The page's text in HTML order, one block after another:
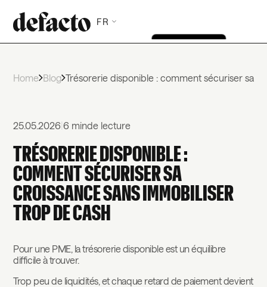
FR
Home Blog Trésorerie disponible : comment sécuriser sa
25.05.2026 |6 minde lecture
TRÉSORERIE DISPONIBLE :
COMMENT SÉCURISER SA
CROISSANCE SANS IMMOBILISER
TROP DE CASH
Pour une PME, la trésorerie disponible est un équilibre
difficile à trouver.
Trop peu de liquidités, et chaque retard de paiement devient